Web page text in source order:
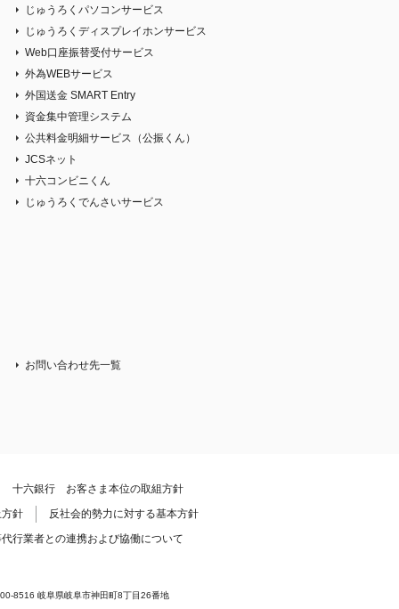
じゅうろくパソコンサービス
じゅうろくディスプレイホンサービス
Web口座振替受付サービス
外為WEBサービス
外国送金 SMART Entry
資金集中管理システム
公共料金明細サービス（公振くん）
JCSネット
十六コンビニくん
じゅうろくでんさいサービス
お問い合わせ先一覧
十六銀行 お客さま本位の取組方針
針
反社会的勢力に対する基本方針
行業者との連携および協働について
8516 岐阜県岐阜市神田町8丁目26番地